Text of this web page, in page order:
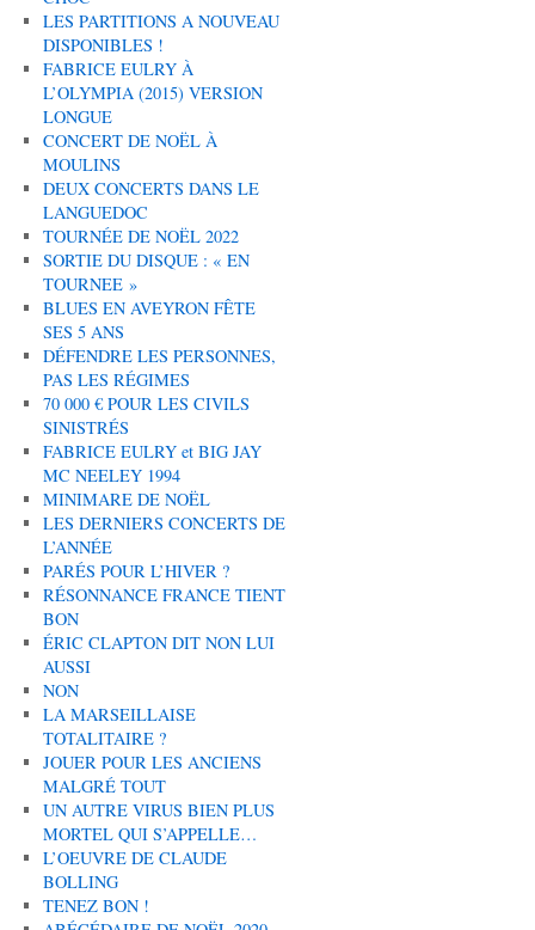
LES PARTITIONS A NOUVEAU
DISPONIBLES !
FABRICE EULRY À
L’OLYMPIA (2015) VERSION
LONGUE
CONCERT DE NOËL À
MOULINS
DEUX CONCERTS DANS LE
LANGUEDOC
TOURNÉE DE NOËL 2022
SORTIE DU DISQUE : « EN
TOURNEE »
BLUES EN AVEYRON FÊTE
SES 5 ANS
DÉFENDRE LES PERSONNES,
PAS LES RÉGIMES
70 000 € POUR LES CIVILS
SINISTRÉS
FABRICE EULRY et BIG JAY
MC NEELEY 1994
MINIMARE DE NOËL
LES DERNIERS CONCERTS DE
L’ANNÉE
PARÉS POUR L’HIVER ?
RÉSONNANCE FRANCE TIENT
BON
ÉRIC CLAPTON DIT NON LUI
AUSSI
NON
LA MARSEILLAISE
TOTALITAIRE ?
JOUER POUR LES ANCIENS
MALGRÉ TOUT
UN AUTRE VIRUS BIEN PLUS
MORTEL QUI S’APPELLE…
L’OEUVRE DE CLAUDE
BOLLING
TENEZ BON !